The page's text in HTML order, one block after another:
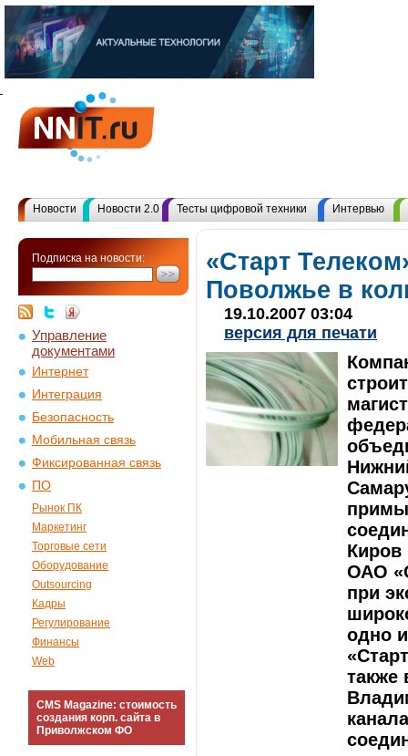
Новости Новости 2.0 Тесты цифровой техники Интервью
Подписка на новости:
Управление
документами
Интернет
Интеграция
Безопасность
Мобильная связь
Фиксированная связь
ПО
Рынок ПК
Маркетинг
Торговые сети
Оборудование
Outsourcing
Кадры
Регулирование
Финансы
Web
CMS Magazine: стоимость
создания корп. сайта в
Приволжском ФО
«Старт
Поволжье в
19.10.2007 03:04
версия для печати
Киров
ОАО
при
одно
также